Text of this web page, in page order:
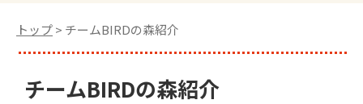
トップ> チームBIRDの森紹介
チームBIRDの森紹介